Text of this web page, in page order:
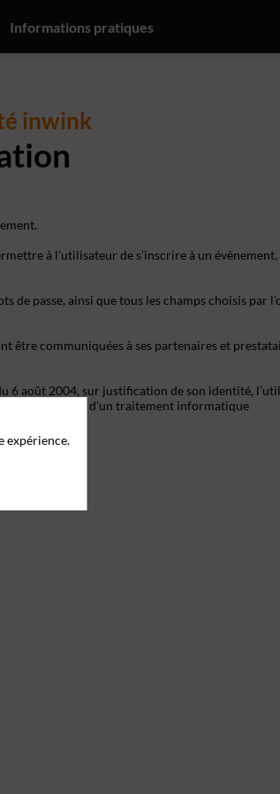
Informations pratiques
inwink
à l’utilisateur de s’inscrire à un évènement,
passe, ainsi que tous les champs choisis par
être communiquées à ses partenaires et
août 2004, sur justification de son identité,
fassent l'objet d'un traitement informatique
expérience.